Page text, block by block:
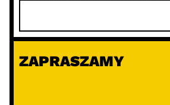
u
a
ZAPRASZAMY